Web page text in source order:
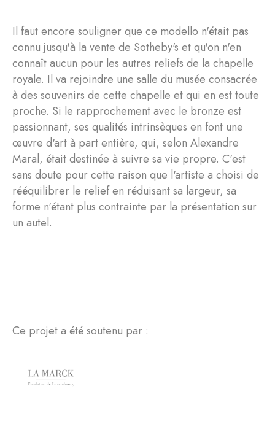
Il faut encore souligner que ce modello n'était pas
connu jusqu'à la vente de Sotheby's et qu'on n'en
connaît aucun pour les autres reliefs de la chapelle
royale. Il va rejoindre une salle du musée consacrée
à des souvenirs de cette chapelle et qui en est toute
proche. Si le rapprochement avec le bronze est
passionnant, ses qualités intrinsèques en font une
œuvre d'art à part entière, qui, selon Alexandre
Maral, était destinée à suivre sa vie propre. C'est
sans doute pour cette raison que l'artiste a choisi de
rééquilibrer le relief en réduisant sa largeur, sa
forme n'étant plus contrainte par la présentation sur
un autel.
Ce projet a été soutenu par :